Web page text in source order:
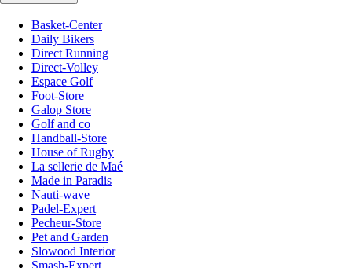
Basket-Center
Daily Bikers
Direct Running
Direct-Volley
Espace Golf
Foot-Store
Galop Store
Golf and co
Handball-Store
House of Rugby
La sellerie de Maé
Made in Paradis
Nauti-wave
Padel-Expert
Pecheur-Store
Pet and Garden
Slowood Interior